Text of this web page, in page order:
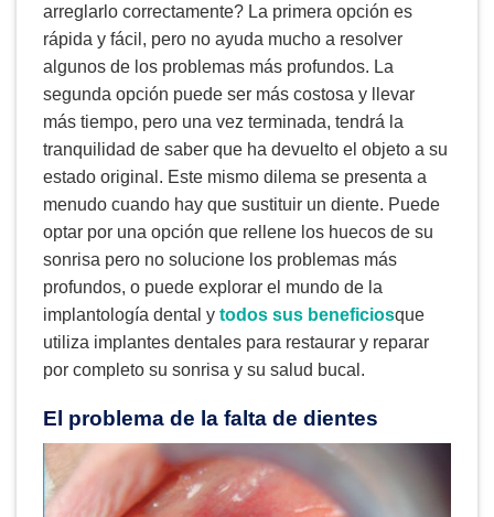
arreglarlo correctamente? La primera opción es
rápida y fácil, pero no ayuda mucho a resolver
algunos de los problemas más profundos. La
segunda opción puede ser más costosa y llevar
más tiempo, pero una vez terminada, tendrá la
tranquilidad de saber que ha devuelto el objeto a su
estado original. Este mismo dilema se presenta a
menudo cuando hay que sustituir un diente. Puede
optar por una opción que rellene los huecos de su
sonrisa pero no solucione los problemas más
profundos, o puede explorar el mundo de la
implantología dental y todos sus beneficiosque
utiliza implantes dentales para restaurar y reparar
por completo su sonrisa y su salud bucal.
El problema de la falta de dientes